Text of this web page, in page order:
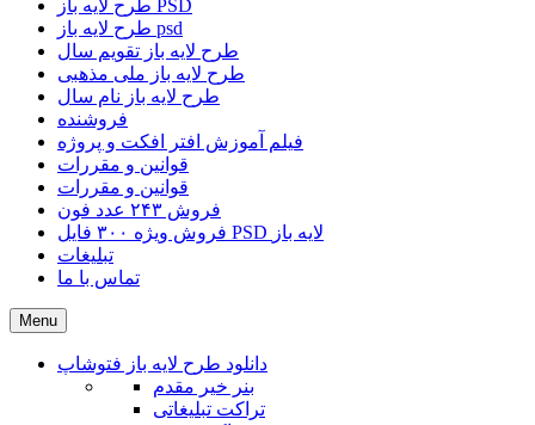
طرح لایه باز PSD
طرح لایه باز psd
طرح لایه باز تقویم سال
طرح لایه باز ملی مذهبی
طرح لایه باز نام سال
فروشنده
فیلم آموزش افتر افکت و پروژه
قوانین و مقررات
قوانین و مقررات
فروش ۲۴۳ عدد فون
فروش ویژه ۳۰۰ فایل PSD لایه باز
تبلیغات
تماس با ما
Menu
دانلود طرح لایه باز فتوشاپ
بنر خیر مقدم
تراکت تبلیغاتی